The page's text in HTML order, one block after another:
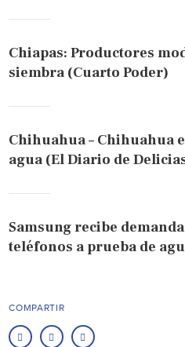
Chiapas: Productores
siembra (Cuarto Poder)
Chihuahua – Chihuahua
agua (El Diario de
Samsung recibe
teléfonos a prueba de
COMPARTIR